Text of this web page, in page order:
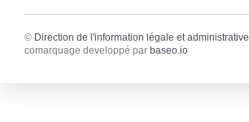
© Direction de l'information légale et administrative
comarquage developpé par baseo.io